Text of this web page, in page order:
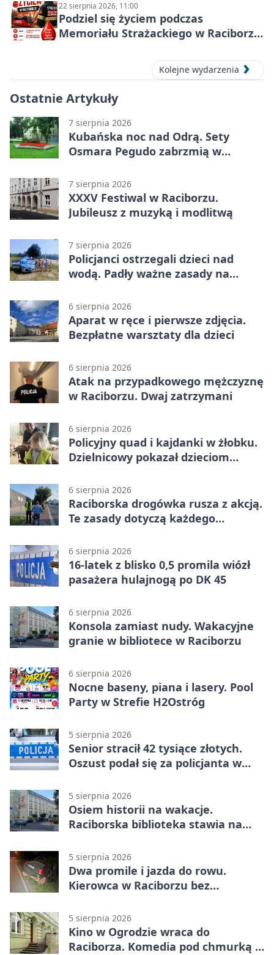
22 sierpnia 2026, 11:00
Podziel się życiem podczas
Memoriału Strażackiego w Raciborzu
Kolejne wydarzenia
Ostatnie Artykuły
7 sierpnia 2026
Kubańska noc nad Odrą. Sety
Osmara Pegudo zabrzmią w
7 sierpnia 2026
XXXV Festiwal w Raciborzu.
Jubileusz z muzyką i modlitwą
7 sierpnia 2026
Policjanci ostrzegali dzieci nad
wodą. Padły ważne zasady na
6 sierpnia 2026
Aparat w ręce i pierwsze zdjęcia.
Bezpłatne warsztaty dla dzieci
6 sierpnia 2026
Atak na przypadkowego mężczyznę
w Raciborzu. Dwaj zatrzymani
6 sierpnia 2026
Policyjny quad i kajdanki w żłobku.
Dzielnicowy pokazał dzieciom
6 sierpnia 2026
Raciborska drogówka rusza z akcją.
Te zasady dotyczą każdego
6 sierpnia 2026
16-latek z blisko 0,5 promila wiózł
pasażera hulajnogą po DK 45
6 sierpnia 2026
Konsola zamiast nudy. Wakacyjne
granie w bibliotece w Raciborzu
6 sierpnia 2026
Nocne baseny, piana i lasery. Pool
Party w Strefie H2Ostróg
5 sierpnia 2026
Senior stracił 42 tysiące złotych.
Oszust podał się za policjanta w
5 sierpnia 2026
Osiem historii na wakacje.
Raciborska biblioteka stawia na
5 sierpnia 2026
Dwa promile i jazda do rowu.
Kierowca w Raciborzu bez
5 sierpnia 2026
Kino w Ogrodzie wraca do
Raciborza. Komedia pod chmurką w